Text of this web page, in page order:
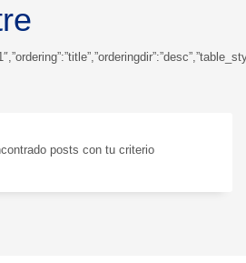
posts con tu criterio